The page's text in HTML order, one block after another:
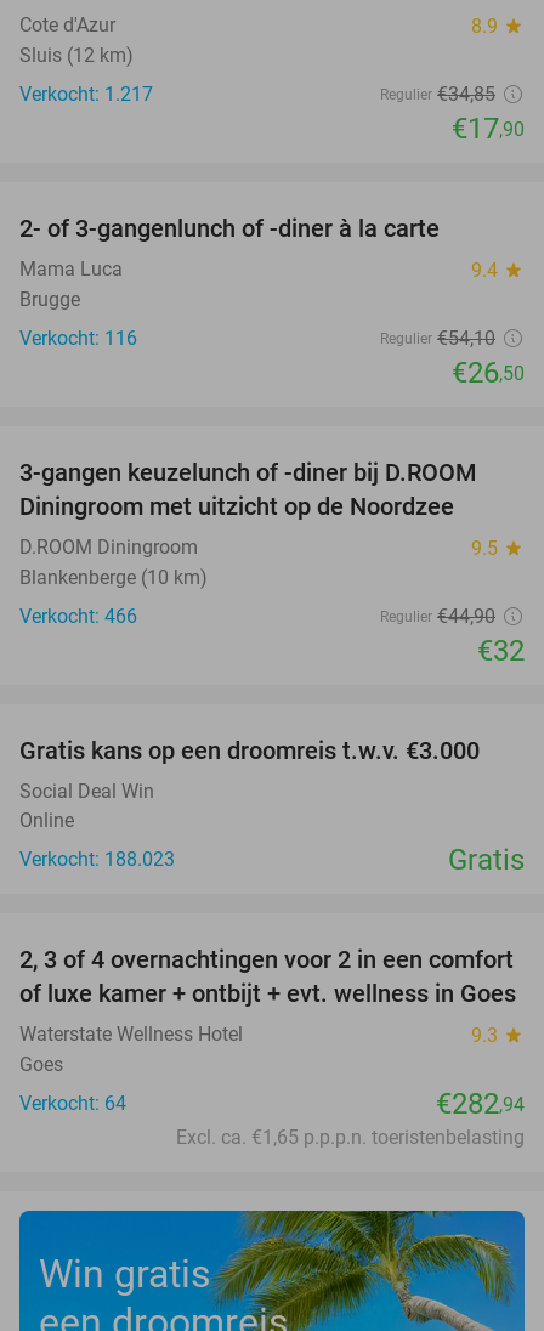
Cote d'Azur 8.9 star
Sluis (12 km)
Verkocht: 1.217
Regulier €34,85
€17,90
2- of 3-gangenlunch of -diner à la carte
Mama Luca 9.4 star
Brugge
Verkocht: 116
Regulier €54,10
€26,50
29%
3-gangen keuzelunch of -diner bij D.ROOM
Diningroom met uitzicht op de Noordzee
D.ROOM Diningroom 9.5 star
Blankenberge (10 km)
Verkocht: 466
Regulier €44,90
€32
Gratis kans op een droomreis t.w.v. €3.000
Social Deal Win
Online
Verkocht: 188.023
Gratis
2, 3 of 4 overnachtingen voor 2 in een comfort
of luxe kamer + ontbijt + evt. wellness in Goes
Waterstate Wellness Hotel 9.3 star
Goes
Verkocht: 64
€282,94
Excl. ca. €1,65 p.p.p.n. toeristenbelasting
Win gratis